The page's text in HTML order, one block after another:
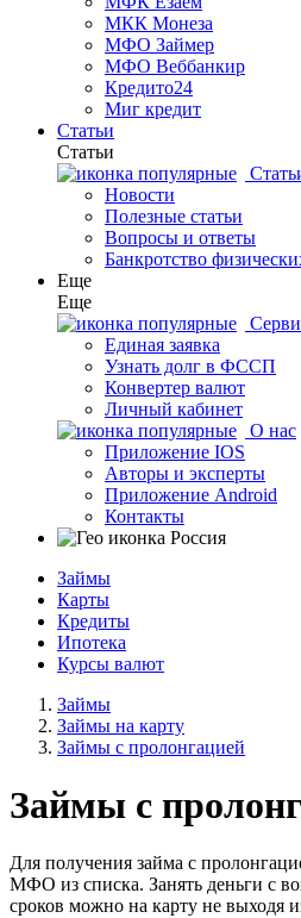
МКК Монеза
МФО Займер
МФО Веббанкир
Кредито24
Миг кредит
Статьи
Статьи
Новости
Полезные статьи
Вопросы и ответы
Банкротство
Еще
Еще
Единая заявка
Узнать долг в ФССП
Конвертер валют
Личный кабинет
О нас
Приложение IOS
Авторы и эксперты
Приложение Android
Контакты
Россия
Займы
Карты
Кредиты
Ипотека
Курсы валют
Займы
Займы на карту
Займы с пролонгацией
Займы с
Для получения займа с
МФО из списка. Занять деньги с
сроков можно на карту не выходя